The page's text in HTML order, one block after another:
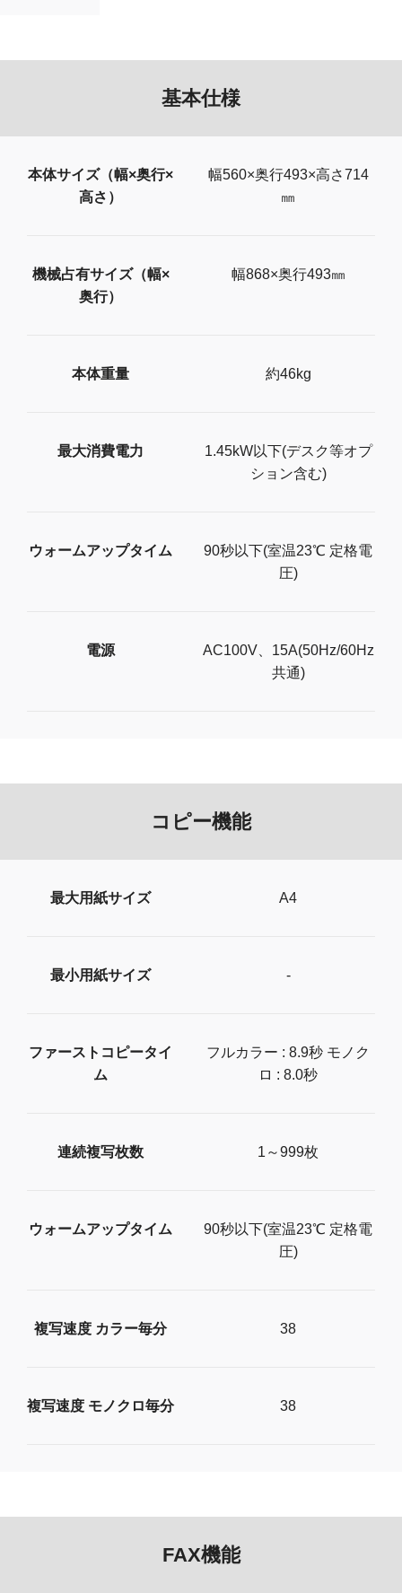
基本仕様
本体サイズ（幅×奥行×
高さ）
幅560×奥行493×高さ714
㎜
機械占有サイズ（幅×
奥行）
幅868×奥行493㎜
本体重量 約46kg
最大消費電力
1.45kW以下(デスク等オプ
ション含む)
ウォームアップタイム
90秒以下(室温23℃ 定格電
圧)
電源
AC100V、15A(50Hz/60Hz
共通)
コピー機能
最大用紙サイズ A4
最小用紙サイズ -
ファーストコピータイ
ム
フルカラー : 8.9秒 モノク
ロ : 8.0秒
連続複写枚数 1～999枚
ウォームアップタイム
90秒以下(室温23℃ 定格電
圧)
複写速度 カラー毎分 38
複写速度 モノクロ毎分 38
FAX機能